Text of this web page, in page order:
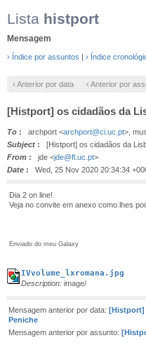
Lista histport
Mensagem
› Índice por assuntos | › Índice
‹ Anterior por data ‹ Anterior por
[Histport] os cidadãos da
To : archport <archport@ci.uc.pt>,
Subject : [Histport] os cidadãos da
From : jde <jde@fl.uc.pt>
Date : Wed, 25 Nov 2020 20:34:34
Dia 2 on line!
Veja no convite em anexo como lhes
Enviado do meu Galaxy
IVvolume_lxromana.jpg
Description: image/
Mensagem anterior por data: [Histport]
Peniche
Mensagem anterior por assunto: